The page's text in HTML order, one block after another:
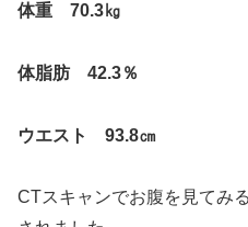
体重 70.3㎏
体脂肪 42.3％
ウエスト 93.8㎝
CTスキャンでお腹を見てみる